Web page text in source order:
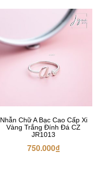
Nhẫn Chữ A Bạc Cao Cấp Xi
Vàng Trắng Đính Đá CZ
JR1013
750.000₫